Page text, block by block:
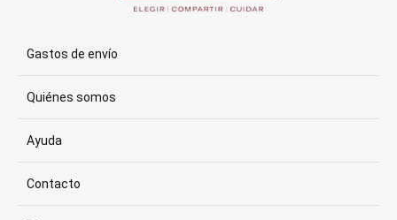
Gastos de envío
Quiénes somos
Ayuda
Contacto